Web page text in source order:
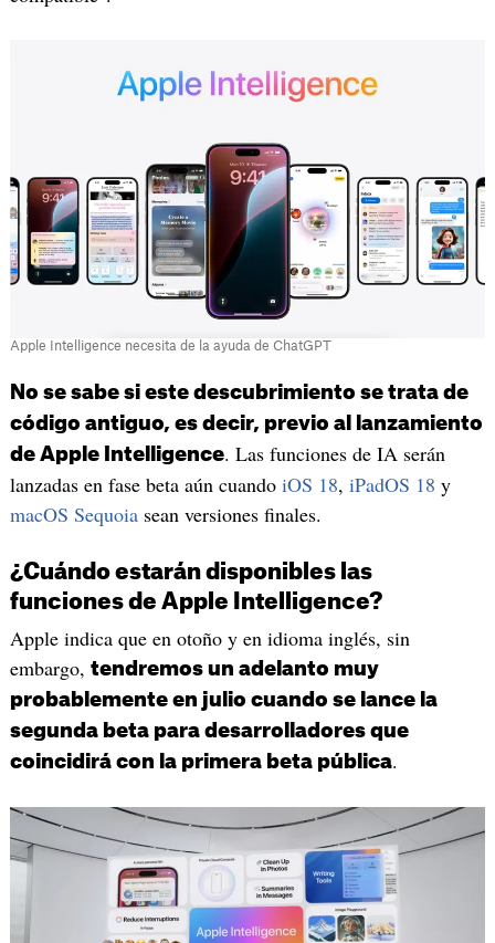
Apple Intelligence necesita de la ayuda de ChatGPT
No se sabe si este descubrimiento se trata de
código antiguo, es decir, previo al lanzamiento
de Apple Intelligence. Las funciones de IA serán
lanzadas en fase beta aún cuando iOS 18, iPadOS 18 y
macOS Sequoiasean versiones finales.
¿Cuándo estarán disponibles las
funciones de Apple Intelligence?
Apple indica que en otoño y en idioma inglés, sin
embargo, tendremos un adelanto muy
probablemente en julio cuando se lance la
segunda beta para desarrolladores que
coincidirá con la primera beta pública.